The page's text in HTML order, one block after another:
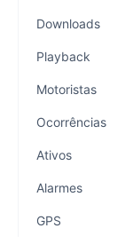
Downloads
Playback
Motoristas
Ocorrências
Ativos
Alarmes
GPS